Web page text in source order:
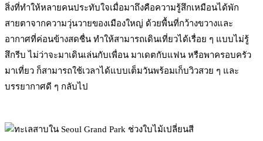
สิ่งที่ทำให้หลายคนประทับใจเมื่อมาถึงคือความรู้สึกเหมือนได้พัก
สายตาจากความวุ่นวายของเมืองใหญ่ ด้วยพื้นที่กว้างขวางและ
อากาศที่ค่อนข้างสดชื่น ทำให้สามารถเดินเที่ยวได้เรื่อย ๆ แบบไม่รู้
สึกรีบ ไม่ว่าจะมาเดินเล่นกับเพื่อน มาเดตกับแฟน หรือพาครอบครัว
มาเที่ยว ก็สามารถใช้เวลาได้แบบเต็มวันพร้อมเก็บวิวสวย ๆ และ
บรรยากาศดี ๆ กลับไป